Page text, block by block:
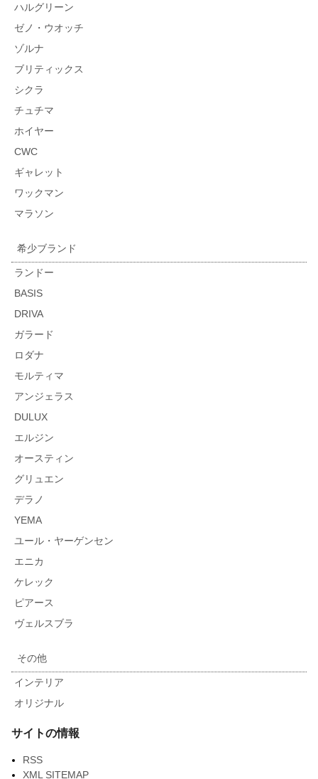
ハルグリーン
ゼノ・ウオッチ
ゾルナ
ブリティックス
シクラ
チュチマ
ホイヤー
CWC
ギャレット
ワックマン
マラソン
希少ブランド
ランドー
BASIS
DRIVA
ガラード
ロダナ
モルティマ
アンジェラス
DULUX
エルジン
オースティン
グリュエン
デラノ
YEMA
ユール・ヤーゲンセン
エニカ
ケレック
ピアース
ヴェルスブラ
その他
インテリア
オリジナル
サイトの情報
RSS
XML SITEMAP